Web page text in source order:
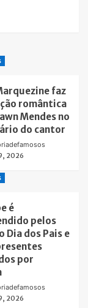
faz
romântica
Mendes no
do cantor
2026
é
pelos
Dia dos Pais e
por
2026